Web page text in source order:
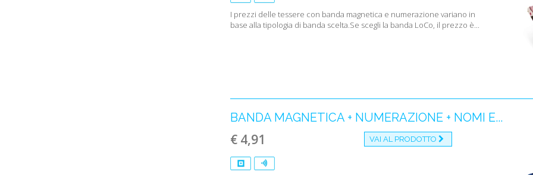
I prezzi delle tessere con banda magnetica e numerazione variano in
base alla tipologia di banda scelta.Se scegli la banda LoCo, il prezzo è...
BANDA MAGNETICA + NUMERAZIONE + NOMI E...
€ 4,91 VAI AL PRODOTTO